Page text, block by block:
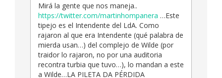
Mirá la gente que nos maneja..
https://twitter.com/martinhompanera …Este
tipejo es el Intendente del LdA. Como
rajaron al que era Intendente (qué palabra de
mierda usan…) del complejo de Wilde (por
traidor lo rajaron, no por una auditoria
recontra turbia que tuvo…), lo mandan a este
a Wilde…LA PILETA DA PÉRDIDA